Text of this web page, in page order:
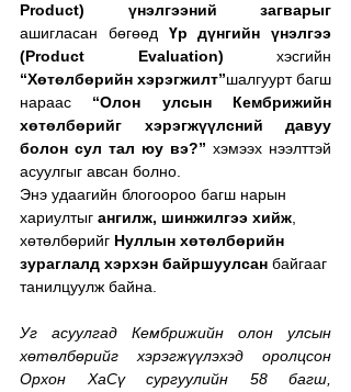
Product) үнэлгээний загварыг
ашигласан бөгөөд Үр дүнгийн үнэлгээ
(Product Evaluation)
“Хөтөлбөрийн хэрэгжилт”шалгуурт багш
нараас “Олон улсын Кембрижийн
хөтөлбөрийг хэрэгжүүлсний давуу
болон сул тал юу вэ?” хэмээх нээлттэй
асуулгыг авсан болно.
Энэ удаагийн блогоороо багш нарын
хариултыг ангилж, шинжилгээ хийж,
хөтөлбөрийг Нуллын хөтөлбөрийн
зураглалд хэрхэн байршуулсан байгааг
танилцуулж байна.
Уг асуулгад Кембрижийн олон улсын
хөтөлбөрийг хэрэгжүүлэхэд оролцсон
Орхон ХаСү сургуулийн 58 багш,